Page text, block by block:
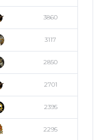
3860
3117
2850
2701
2395
2295